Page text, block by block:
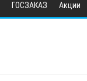
ГОСЗАКАЗ Акции